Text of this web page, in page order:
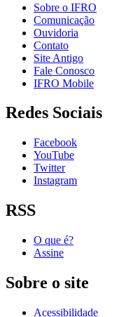
Sobre o IFRO
Comunicação
Ouvidoria
Contato
Site Antigo
Fale Conosco
IFRO Mobile
Redes Sociais
Facebook
YouTube
Twitter
Instagram
RSS
O que é?
Assine
Sobre o site
Acessibilidade